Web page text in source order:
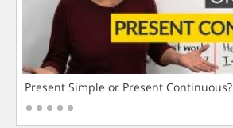
Present Simple or Present Continuous?